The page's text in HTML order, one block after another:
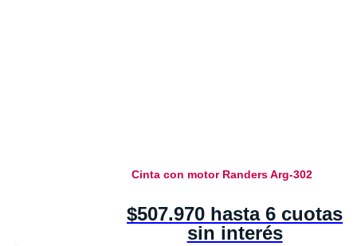
Cinta con motor Randers Arg-302
$507.970 hasta 6 cuotas
sin interés